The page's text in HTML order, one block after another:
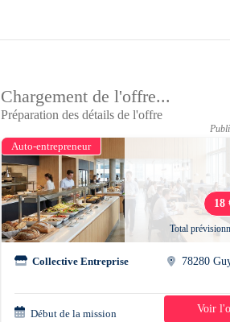
Chargement de l'offre...
Préparation des détails de l'offre
Auto-entrepreneur
18
Total
Collective Entreprise 78280
Début de la mission
3 Voir